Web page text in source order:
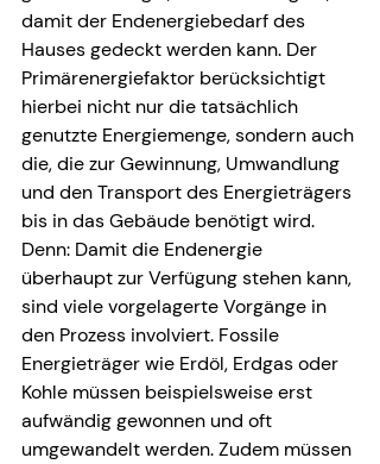
damit der Endenergiebedarf des
Hauses gedeckt werden kann. Der
Primärenergiefaktor berücksichtigt
hierbei nicht nur die tatsächlich
genutzte Energiemenge, sondern auch
die, die zur Gewinnung, Umwandlung
und den Transport des Energieträgers
bis in das Gebäude benötigt wird.
Denn: Damit die Endenergie
überhaupt zur Verfügung stehen kann,
sind viele vorgelagerte Vorgänge in
den Prozess involviert. Fossile
Energieträger wie Erdöl, Erdgas oder
Kohle müssen beispielsweise erst
aufwändig gewonnen und oft
umgewandelt werden. Zudem müssen